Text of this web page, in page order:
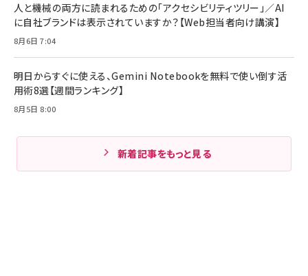
人と機械の両方に読まれるための「アクセシビリティツリー」／AI
に自社ブランドは表示されていますか？【Web担当者向け講演】
8月6日 7:04
明日からすぐに使える、Gemini Notebookを無料で使い倒す活
用術8選【週間ランキング】
8月5日 8:00
新着記事をもっと見る